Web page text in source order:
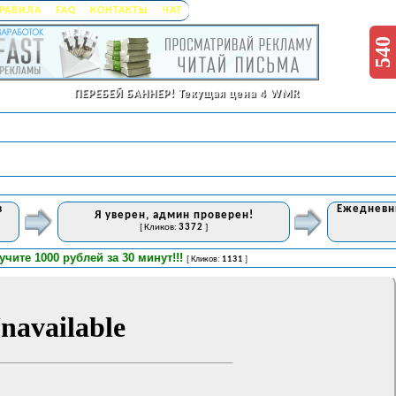
FAQ КОНТАКТЫ ЧАТ
ПЕРЕБЕЙ БАННЕР! Текущая цена 4 WMR
Я уверен, админ проверен!
[ Кликов: 3372 ]
1000 рублей за 30 минут!!![ Кликов:1131]
540